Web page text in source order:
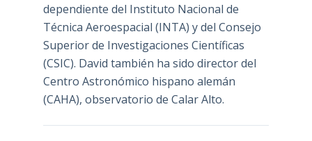
dependiente del Instituto Nacional de
Técnica Aeroespacial (INTA) y del Consejo
Superior de Investigaciones Científicas
(CSIC). David también ha sido director del
Centro Astronómico hispano alemán
(CAHA), observatorio de Calar Alto.